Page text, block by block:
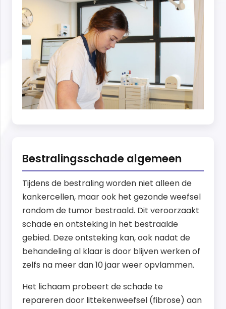
Bestralingsschade algemeen
Tijdens de bestraling worden niet alleen de
kankercellen, maar ook het gezonde weefsel
rondom de tumor bestraald. Dit veroorzaakt
schade en ontsteking in het bestraalde
gebied. Deze ontsteking kan, ook nadat de
behandeling al klaar is door blijven werken of
zelfs na meer dan 10 jaar weer opvlammen.
Het lichaam probeert de schade te
repareren door littekenweefsel (fibrose) aan